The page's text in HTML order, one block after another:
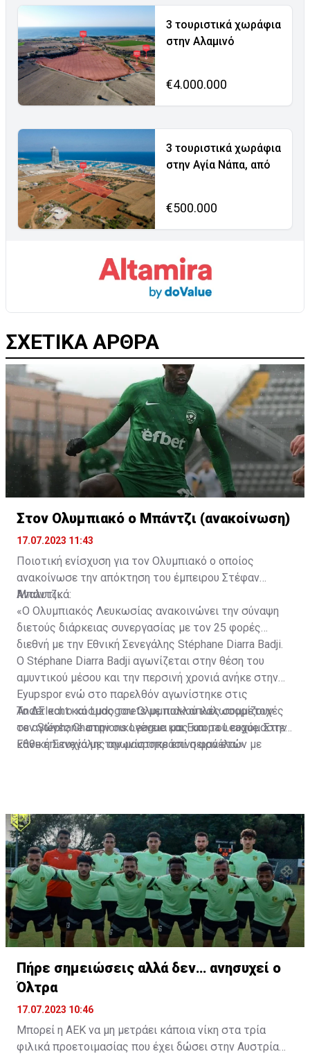
3 τουριστικά χωράφια
στην Αλαμινό
€4.000.000
3 τουριστικά χωράφια
στην Αγία Νάπα, από
€500.000
ΣΧΕΤΙΚΑ ΑΡΘΡΑ
Στον Ολυμπιακό ο Μπάντζι (ανακοίνωση)
17.07.2023 11:43
Ποιοτική ενίσχυση για τον Ολυμπιακό ο οποίος
ανακοίνωσε την απόκτηση του έμπειρου Στέφαν
Μπάντζι.
Αναλυτικά:
«Ο Ολυμπιακός Λευκωσίας ανακοινώνει την σύναψη
διετούς διάρκειας συνεργασίας με τον 25 φορές
διεθνή με την Εθνική Σενεγάλης Stéphane Diarra Badji.
Ο Stéphane Diarra Badji αγωνίζεται στην θέση του
αμυντικού μέσου και την περσινή χρονιά ανήκε στην
Eyupspor ενώ στο παρελθόν αγωνίστηκε στις
Anderlecht και Ludogorets με πολλαπλές συμμετοχές
σε αγώνες Champions League και Europa League. Στην
Εθνική Σενεγάλης αγωνίστηκε επί σειρά ετών με
άριστη τοποθέτηση σε όλο τον χώρο του κέντρου.
Το ΔΣ και ο κόσμος του Ολυμπιακού καλωσορίζουν
τον Stéphane στην οικογένεια μας και του ευχόμαστε
κάθε επιτυχία με την μαυροπράσινη φανέλα.»
Πήρε σημειώσεις αλλά δεν… ανησυχεί ο
Όλτρα
17.07.2023 10:46
Μπορεί η ΑΕΚ να μη μετράει κάποια νίκη στα τρία
φιλικά προετοιμασίας που έχει δώσει στην Αυστρία